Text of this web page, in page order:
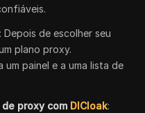
: Depois de escolher seu
plano proxy.
um painel e a uma lista de
proxy com DICloak: